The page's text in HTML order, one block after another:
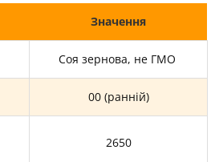
Значення
Соя зернова, не ГМО
00 (ранній)
2650